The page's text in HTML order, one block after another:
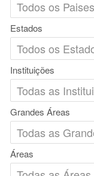
Estados
Instituições
Grandes Áreas
Áreas